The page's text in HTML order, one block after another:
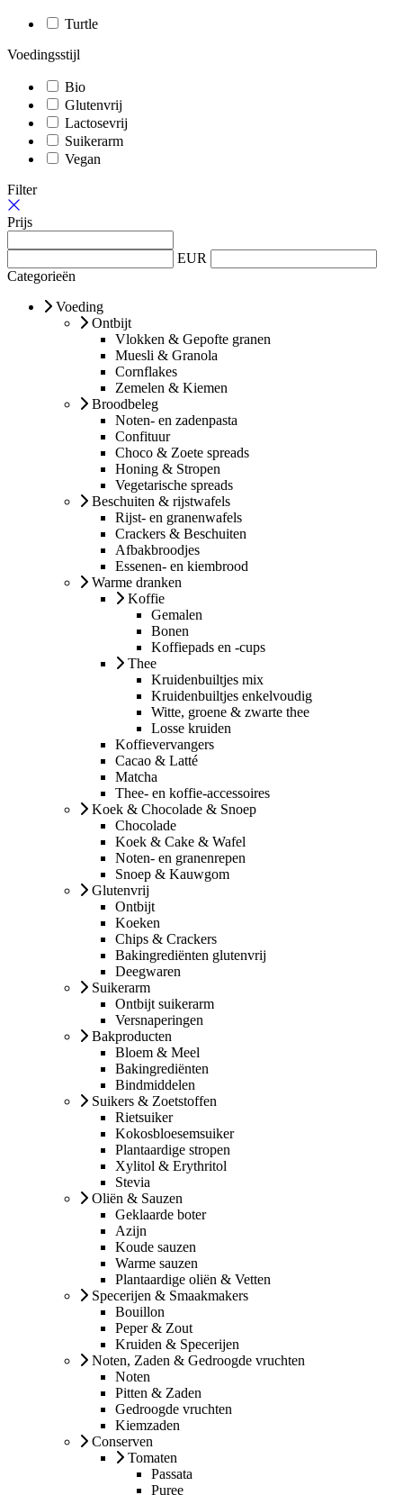
Turtle
Voedingsstijl
Bio
Glutenvrij
Lactosevrij
Suikerarm
Vegan
Filter
Prijs
EUR
Categorieën
Voeding
Ontbijt
Vlokken & Gepofte granen
Muesli & Granola
Cornflakes
Zemelen & Kiemen
Broodbeleg
Noten- en zadenpasta
Confituur
Choco & Zoete spreads
Honing & Stropen
Vegetarische spreads
Beschuiten & rijstwafels
Rijst- en granenwafels
Crackers & Beschuiten
Afbakbroodjes
Essenen- en kiembrood
Warme dranken
Koffie
Gemalen
Bonen
Koffiepads en -cups
Thee
Kruidenbuiltjes mix
Kruidenbuiltjes enkelvoudig
Witte, groene & zwarte thee
Losse kruiden
Koffievervangers
Cacao & Latté
Matcha
Thee- en koffie-accessoires
Koek & Chocolade & Snoep
Chocolade
Koek & Cake & Wafel
Noten- en granenrepen
Snoep & Kauwgom
Glutenvrij
Ontbijt
Koeken
Chips & Crackers
Bakingrediënten glutenvrij
Deegwaren
Suikerarm
Ontbijt suikerarm
Versnaperingen
Bakproducten
Bloem & Meel
Bakingrediënten
Bindmiddelen
Suikers & Zoetstoffen
Rietsuiker
Kokosbloesemsuiker
Plantaardige stropen
Xylitol & Erythritol
Stevia
Oliën & Sauzen
Geklaarde boter
Azijn
Koude sauzen
Warme sauzen
Plantaardige oliën & Vetten
Specerijen & Smaakmakers
Bouillon
Peper & Zout
Kruiden & Specerijen
Noten, Zaden & Gedroogde vruchten
Noten
Pitten & Zaden
Gedroogde vruchten
Kiemzaden
Conserven
Tomaten
Passata
Puree